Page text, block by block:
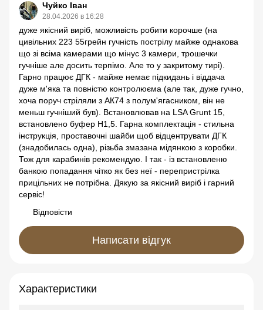
Чуйко Іван
28.04.2026 в 16:28
дуже якісний виріб, можливість робити корочше (на
цивільних 223 55грейн гучність пострілу майже однакова
що зі всіма камерами що мінус 3 камери, трошечки
гучніше але досить терпімо. Але то у закритому тирі).
Гарно працює ДГК - майже немає підкидань і віддача
дуже м'яка та повністю контролюєма (але так, дуже гучно,
хоча поруч стріляли з АК74 з полум'ягасником, він не
меньш гучніший був). Встановлював на LSA Grunt 15,
встановлено буфер Н1,5. Гарна комплектація - стильна
інструкція, проставочні шайби щоб відцентрувати ДГК
(знадобилась одна), різьба змазана мідянкою з коробки.
Тож для карабинів рекомендую. І так - із встановленю
банкою попадання чітко як без неї - перепристрілка
прицільних не потрібна. Дякую за якісний виріб і гарний
сервіс!
Відповісти
Написати відгук
Характеристики